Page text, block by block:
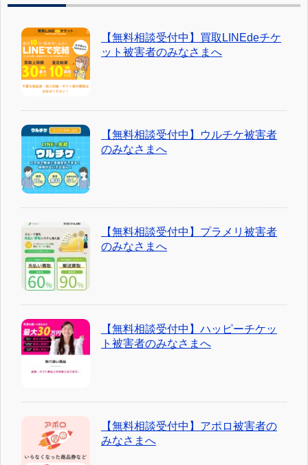
【無料相談受付中】買取LINEdeチケ
ット被害者のみなさまへ
【無料相談受付中】ウルチケ被害者
のみなさまへ
【無料相談受付中】プラメリ被害者
のみなさまへ
【無料相談受付中】ハッピーチケッ
ト被害者のみなさまへ
【無料相談受付中】アポロ被害者の
みなさまへ